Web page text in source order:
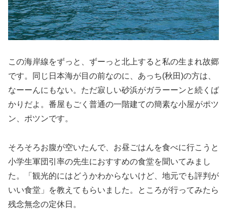
この海岸線をずっと、ずーっと北上すると私の生まれ故郷
です。同じ日本海が目の前なのに、あっち(秋田)の方は、
なーーんにもない。ただ寂しい砂浜がガラーーンと続くば
かりだよ。番屋もごく普通の一階建ての簡素な小屋がポツ
ン、ポツンです。
そろそろお腹が空いたんで、お昼ごはんを食べに行こうと
小学生軍団引率の先生におすすめの食堂を聞いてみまし
た。「観光的にはどうかわからないけど、地元でも評判が
いい食堂」を教えてもらいました。ところが行ってみたら
残念無念の定休日。